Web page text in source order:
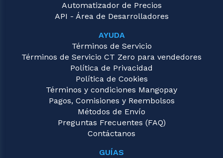
Automatizador de Precios
API - Área de Desarrolladores
AYUDA
Términos de Servicio
Términos de Servicio CT Zero para vendedores
Política de Privacidad
Política de Cookies
Términos y condiciones Mangopay
Pagos, Comisiones y Reembolsos
Métodos de Envío
Preguntas Frecuentes (FAQ)
Contáctanos
GUÍAS